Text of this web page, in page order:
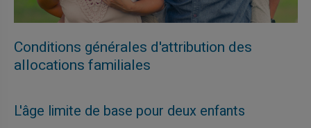
Conditions générales d'attribution des
allocations familiales
L'âge limite de base pour deux enfants